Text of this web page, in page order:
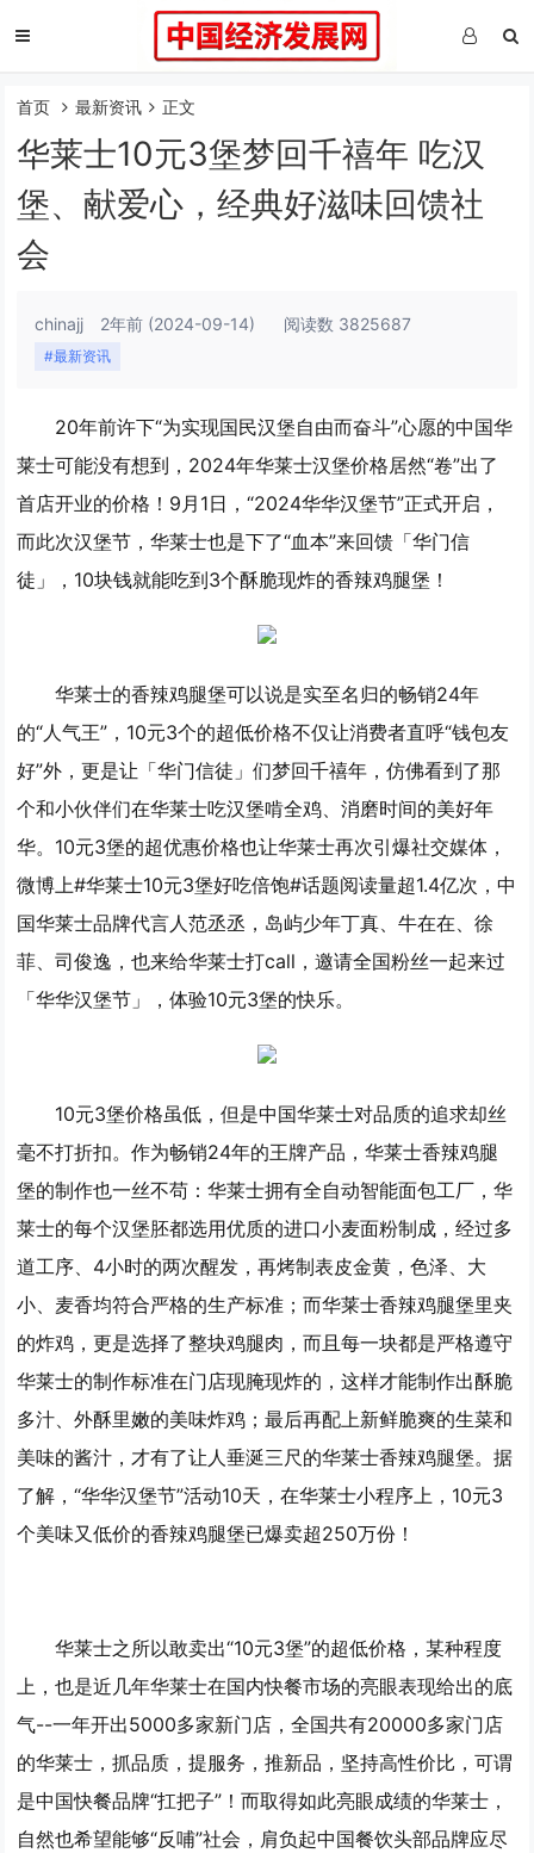
首页 最新资讯 正文
华莱士10元3堡梦回千禧年 吃汉
堡、献爱心，经典好滋味回馈社
会
chinajj 2年前 (2024-09-14) 阅读数 3825687
#最新资讯
20年前许下“为实现国民汉堡自由而奋斗”心愿的中国华
莱士可能没有想到，2024年华莱士汉堡价格居然“卷”出了
首店开业的价格！9月1日，“2024华华汉堡节”正式开启，
而此次汉堡节，华莱士也是下了“血本”来回馈「华门信
徒」，10块钱就能吃到3个酥脆现炸的香辣鸡腿堡！
华莱士的香辣鸡腿堡可以说是实至名归的畅销24年
的“人气王”，10元3个的超低价格不仅让消费者直呼“钱包友
好”外，更是让「华门信徒」们梦回千禧年，仿佛看到了那
个和小伙伴们在华莱士吃汉堡啃全鸡、消磨时间的美好年
华。10元3堡的超优惠价格也让华莱士再次引爆社交媒体，
微博上#华莱士10元3堡好吃倍饱#话题阅读量超1.4亿次，中
国华莱士品牌代言人范丞丞，岛屿少年丁真、牛在在、徐
菲、司俊逸，也来给华莱士打call，邀请全国粉丝一起来过
「华华汉堡节」，体验10元3堡的快乐。
10元3堡价格虽低，但是中国华莱士对品质的追求却丝
毫不打折扣。作为畅销24年的王牌产品，华莱士香辣鸡腿
堡的制作也一丝不苟：华莱士拥有全自动智能面包工厂，华
莱士的每个汉堡胚都选用优质的进口小麦面粉制成，经过多
道工序、4小时的两次醒发，再烤制表皮金黄，色泽、大
小、麦香均符合严格的生产标准；而华莱士香辣鸡腿堡里夹
的炸鸡，更是选择了整块鸡腿肉，而且每一块都是严格遵守
华莱士的制作标准在门店现腌现炸的，这样才能制作出酥脆
多汁、外酥里嫩的美味炸鸡；最后再配上新鲜脆爽的生菜和
美味的酱汁，才有了让人垂涎三尺的华莱士香辣鸡腿堡。据
了解，“华华汉堡节”活动10天，在华莱士小程序上，10元3
个美味又低价的香辣鸡腿堡已爆卖超250万份！
华莱士之所以敢卖出“10元3堡”的超低价格，某种程度
上，也是近几年华莱士在国内快餐市场的亮眼表现给出的底
气--一年开出5000多家新门店，全国共有20000多家门店
的华莱士，抓品质，提服务，推新品，坚持高性价比，可谓
是中国快餐品牌“扛把子”！而取得如此亮眼成绩的华莱士，
自然也希望能够“反哺”社会，肩负起中国餐饮头部品牌应尽